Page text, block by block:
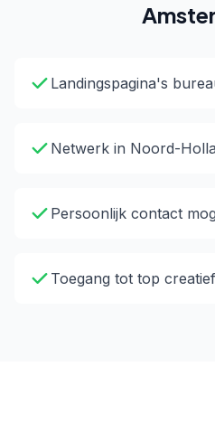
Landingspagina's
Netwerk in Noord-
Persoonlijk contact
Toegang tot top